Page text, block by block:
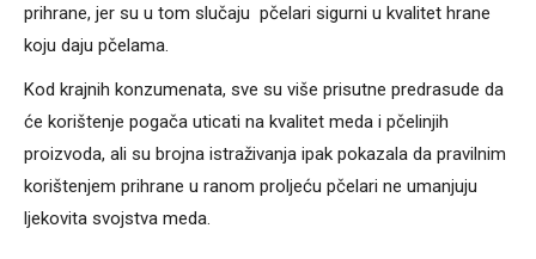
prihrane, jer su u tom slučaju pčelari sigurni u kvalitet hrane
koju daju pčelama.
Kod krajnih konzumenata, sve su više prisutne predrasude da
će korištenje pogača uticati na kvalitet meda i pčelinjih
proizvoda, ali su brojna istraživanja ipak pokazala da pravilnim
korištenjem prihrane u ranom proljeću pčelari ne umanjuju
ljekovita svojstva meda.